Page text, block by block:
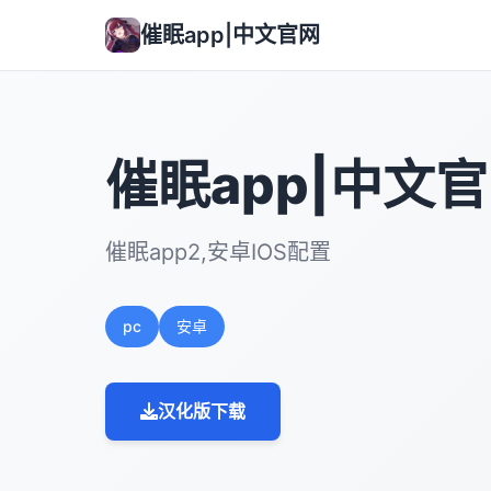
催眠app|中文官网
催眠app|中文
催眠app2,安卓IOS配置
pc 安卓
汉化版下载